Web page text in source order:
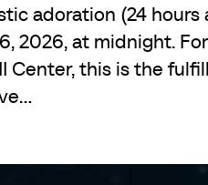
adoration (24 hours
2026, at midnight.
Center, this is the